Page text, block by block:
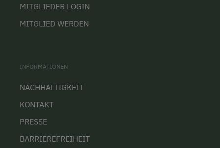
MITGLIEDER LOGIN
MITGLIED WERDEN
INFORMATIONEN
NACHHALTIGKEIT
KONTAKT
PRESSE
BARRIEREFREIHEIT